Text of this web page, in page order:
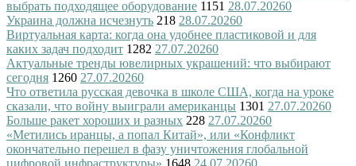
выбрать подходящее оборудование 1151 28.07.20260
Украина должна исчезнуть 218 28.07.20260
Виртуальная карта: когда она удобнее пластиковой и для
каких задач подходит 1282 27.07.20260
Актуальные тренды ювелирных украшений: что выбирают
сегодня 1260 27.07.20260
Что ответила русская девочка в школе США, когда на уроке
сказали, что войну выиграли американцы 1301 27.07.20260
Больше ракет хороших и разных 228 27.07.20260
«Метились иранцы, а попал Китай», или «Конфликт
окончательно перешел в фазу уничтожения глобальной
цифровой инфраструктуры» 1648 24.07.20260